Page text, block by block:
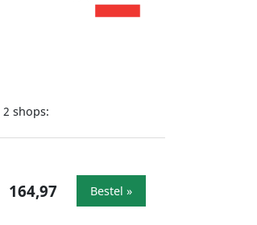
2 shops:
164,97 Bestel »